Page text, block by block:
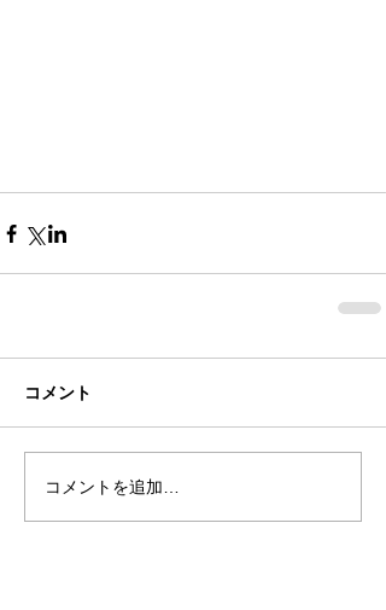
コメント
コメントを追加…